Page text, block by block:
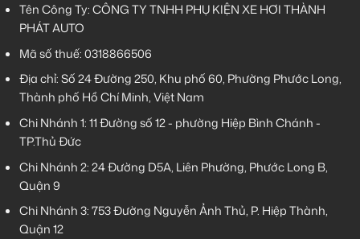
Tên Công Ty: CÔNG TY TNHH PHỤ KIỆN XE HƠI THÀNH
PHÁT AUTO
Mã số thuế: 0318866506
Địa chỉ: Số 24 Đường 250, Khu phố 60, Phường Phước Long,
Thành phố Hồ Chí Minh, Việt Nam
Chi Nhánh 1:11 Đường số 12 - phường Hiệp Bình Chánh -
TP.Thủ Đức
Chi Nhánh 2:24 Đường D5A, Liên Phường, Phước Long B,
Quận 9
Chi Nhánh 3:753 Đường Nguyễn Ảnh Thủ, P. Hiệp Thành,
Quận 12